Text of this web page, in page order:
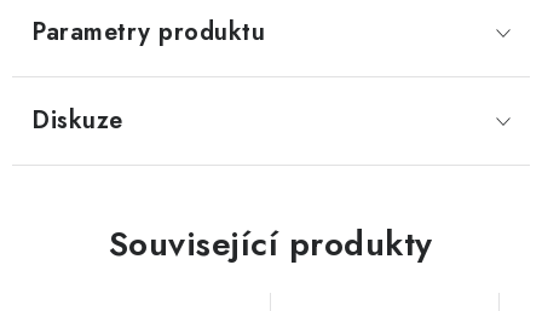
Parametry produktu
Diskuze
Související produkty